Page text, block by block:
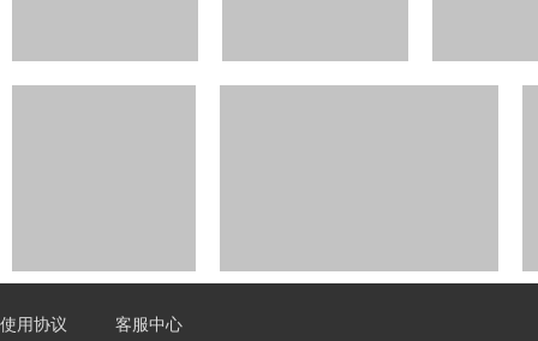
使用协议 客服中心